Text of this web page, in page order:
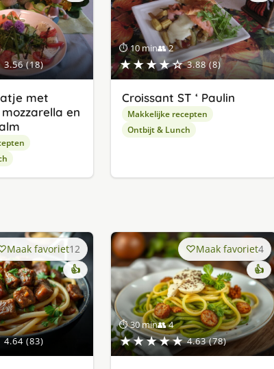
3.56 (18)
met
en
⏱ 10 min👥 2
★★★★☆ 3.88 (8)
Croissant ST ‘ Paulin
Makkelijke recepten
Ontbijt & Lunch
4.64 (83)
Maak favoriet12
👍
⏱ 30 min👥 4
★★★★★ 4.63 (78)
Maak favoriet4
👍